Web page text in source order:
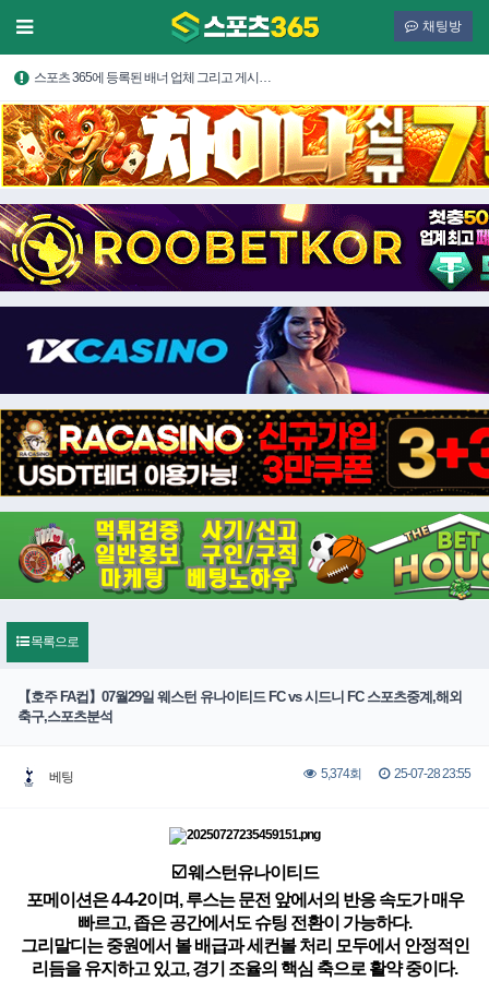
채팅방
스포츠 365에 등록된 배너 업체 그리고 게시…
목록으로
【호주 FA컵】07월29일 웨스턴 유나이티드 FC vs 시드니 FC 스포츠중계,해외
축구,스포츠분석
베팅 5,374회 25-07-28 23:55
☑️ 웨스턴유나이티드
포메이션은 4-4-2이며, 루스는 문전 앞에서의 반응 속도가 매우
빠르고, 좁은 공간에서도 슈팅 전환이 가능하다.
그리말디는 중원에서 볼 배급과 세컨볼 처리 모두에서 안정적인
리듬을 유지하고 있고, 경기 조율의 핵심 축으로 활약 중이다.